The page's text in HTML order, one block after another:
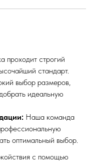
проходит строгий
стандарт.
выбор размеров,
идеальную
Наша команда
оптимальный выбор.
с помощью